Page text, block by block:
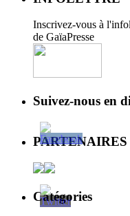
Inscrivez-vous à
de GaïaPresse
Suivez-nous en
PARTENAIRES
Catégories